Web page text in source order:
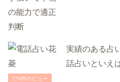
実績のある占
話占いといえ
276件のビュー